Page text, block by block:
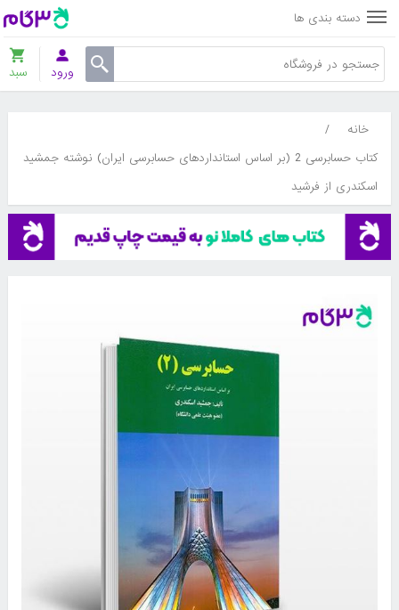
دسته بندی ها
ورود سبد
خانه
/
کتاب حسابرسی 2 (بر اساس استانداردهای حسابرسی ایران) نوشته جمشید
اسکندری از فرشید